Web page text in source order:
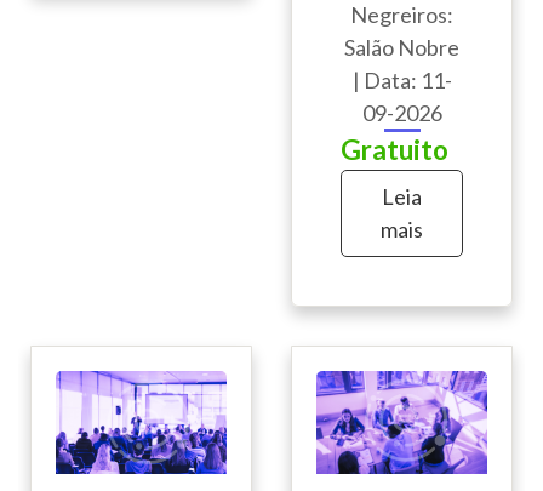
Negreiros:
Salão Nobre
| Data: 11-
09-2026
Gratuito
Leia
mais